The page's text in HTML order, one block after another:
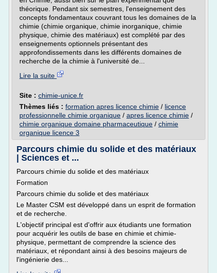
théorique. Pendant six semestres, l'enseignement des
concepts fondamentaux couvrant tous les domaines de la
chimie (chimie organique, chimie inorganique, chimie
physique, chimie des matériaux) est complété par des
enseignements optionnels présentant des
approfondissements dans les différents domaines de
recherche de la chimie à l'université de...
Lire la suite
Site : chimie-unice.fr
Thèmes liés : formation apres licence chimie / licence
professionnelle chimie organique / apres licence chimie /
chimie organique domaine pharmaceutique / chimie
organique licence 3
Parcours chimie du solide et des matériaux
| Sciences et ...
Parcours chimie du solide et des matériaux
Formation
Parcours chimie du solide et des matériaux
Le Master CSM est développé dans un esprit de formation
et de recherche.
L'objectif principal est d'offrir aux étudiants une formation
pour acquérir les outils de base en chimie et chimie-
physique, permettant de comprendre la science des
matériaux, et répondant ainsi à des besoins majeurs de
l'ingénierie des...